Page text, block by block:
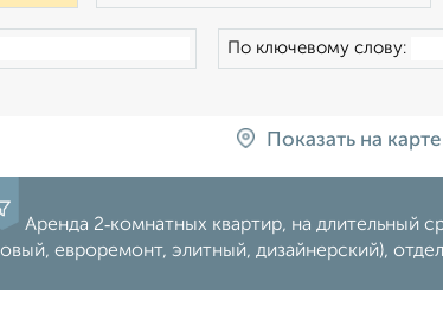
По ключевому слову:
Показать на карте
Аренда 2‑комнатных квартир, на длительный
евроремонт, элитный, дизайнерский),